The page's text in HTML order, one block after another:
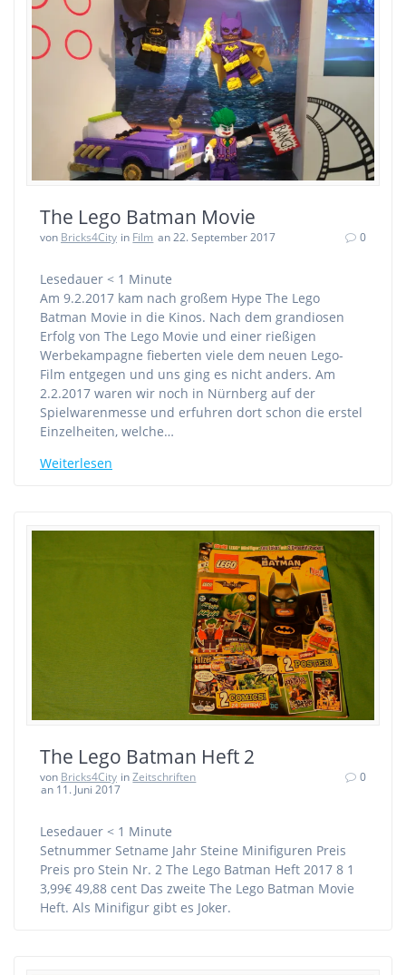
The Lego Batman Movie
von Bricks4City in Film an 22. September 2017 0
Lesedauer < 1 Minute
Am 9.2.2017 kam nach großem Hype The Lego
Batman Movie in die Kinos. Nach dem grandiosen
Erfolg von The Lego Movie und einer rießigen
Werbekampagne fieberten viele dem neuen Lego-
Film entgegen und uns ging es nicht anders. Am
2.2.2017 waren wir noch in Nürnberg auf der
Spielwarenmesse und erfuhren dort schon die erstel
Einzelheiten, welche…
Weiterlesen
The Lego Batman Heft 2
von Bricks4City inZeitschriften
an 11. Juni 2017
0
Lesedauer < 1 Minute
Setnummer Setname Jahr Steine Minifiguren Preis
Preis pro Stein Nr. 2 The Lego Batman Heft 2017 8 1
3,99€ 49,88 cent Das zweite The Lego Batman Movie
Heft. Als Minifigur gibt es Joker.